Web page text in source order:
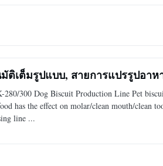
ติเต็มรูปแบบ, สายการแปรรูปอาห
300 Dog Biscuit Production Line Pet
has the effect on molar/clean mouth/clean
line ...